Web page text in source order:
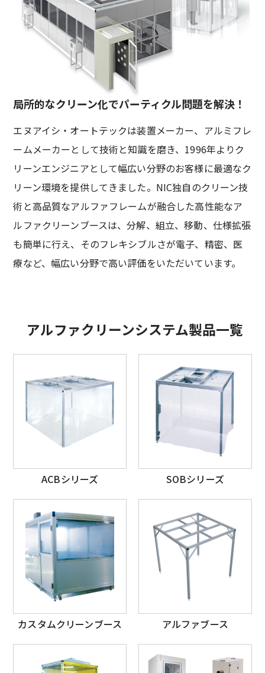
局所的なクリーン化でパーティクル問題を解決！
エヌアイシ・オートテックは装置メーカー、アルミフレ
ームメーカーとして技術と知識を磨き、1996年よりク
リーンエンジニアとして幅広い分野のお客様に最適なク
リーン環境を提供してきました。NIC独自のクリーン技
術と高品質なアルファフレームが融合した高性能なア
ルファクリーンブースは、分解、組立、移動、仕様拡張
も簡単に行え、そのフレキシブルさが電子、精密、医
療など、幅広い分野で高い評価をいただいています。
アルファクリーンシステム製品一覧
ACBシリーズ SOBシリーズ
カスタムクリーンブース アルファブース